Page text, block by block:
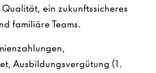
ein zukunftssicheres
familiäre Teams.
Ausbildungsvergütung (1.